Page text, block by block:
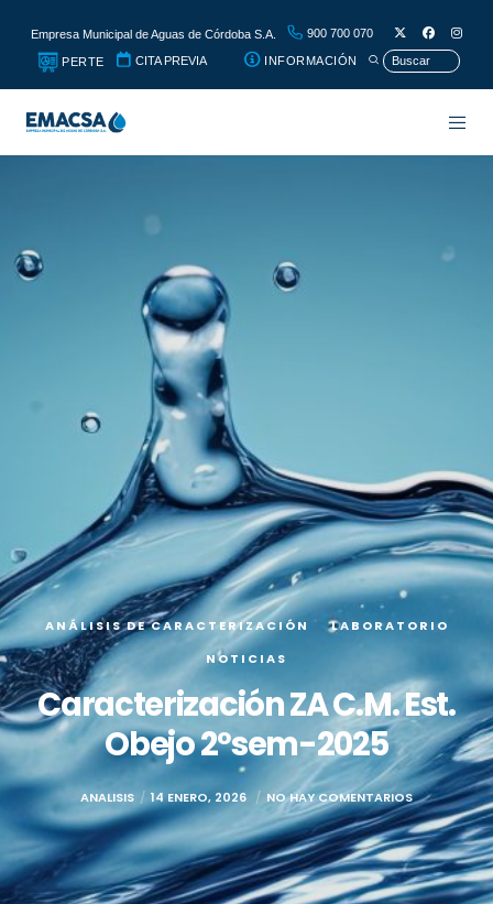
Empresa Municipal de Aguas de Córdoba S.A. 900 700 070
PERTE CITA PREVIA INFORMACIÓN
ANÁLISIS DE CARACTERIZACIÓN
LABORATORIO
NOTICIAS
Caracterización ZA C.M. Est.
Obejo 2ºsem-2025
ANALISIS 14 ENERO, 2026 NO HAY COMENTARIOS